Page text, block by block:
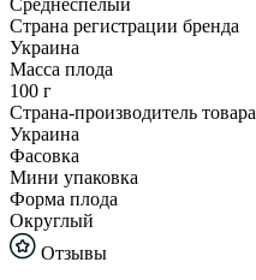
Страна регистрации бренда
Украина
Масса плода
100 г
Страна-производитель товара
Украина
Фасовка
Мини упаковка
Форма плода
Округлый
Отзывы